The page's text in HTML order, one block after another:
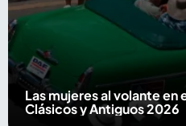
Las mujeres al volante en
Clásicos y Antiguos 2026